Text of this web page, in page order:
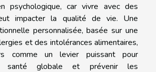
psychologique, car vivre avec des
impacter la qualité de vie. Une
personnalisée, basée sur une
et des intolérances alimentaires,
comme un levier puissant pour
santé globale et prévenir les